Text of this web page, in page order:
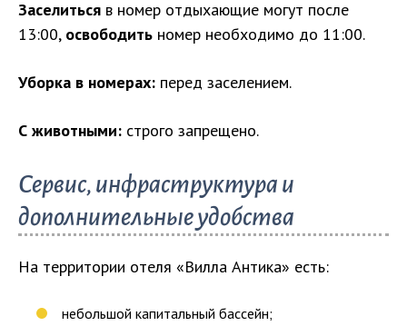
Заселиться в номер отдыхающие могут после
13:00, освободить номер необходимо до 11:00.
Уборка в номерах: перед заселением.
С животными: строго запрещено.
Сервис, инфраструктура и
дополнительные удобства
На территории отеля «Вилла Антика» есть:
небольшой капитальный бассейн;